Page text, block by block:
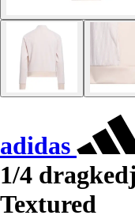
adidas
1/4
Textured